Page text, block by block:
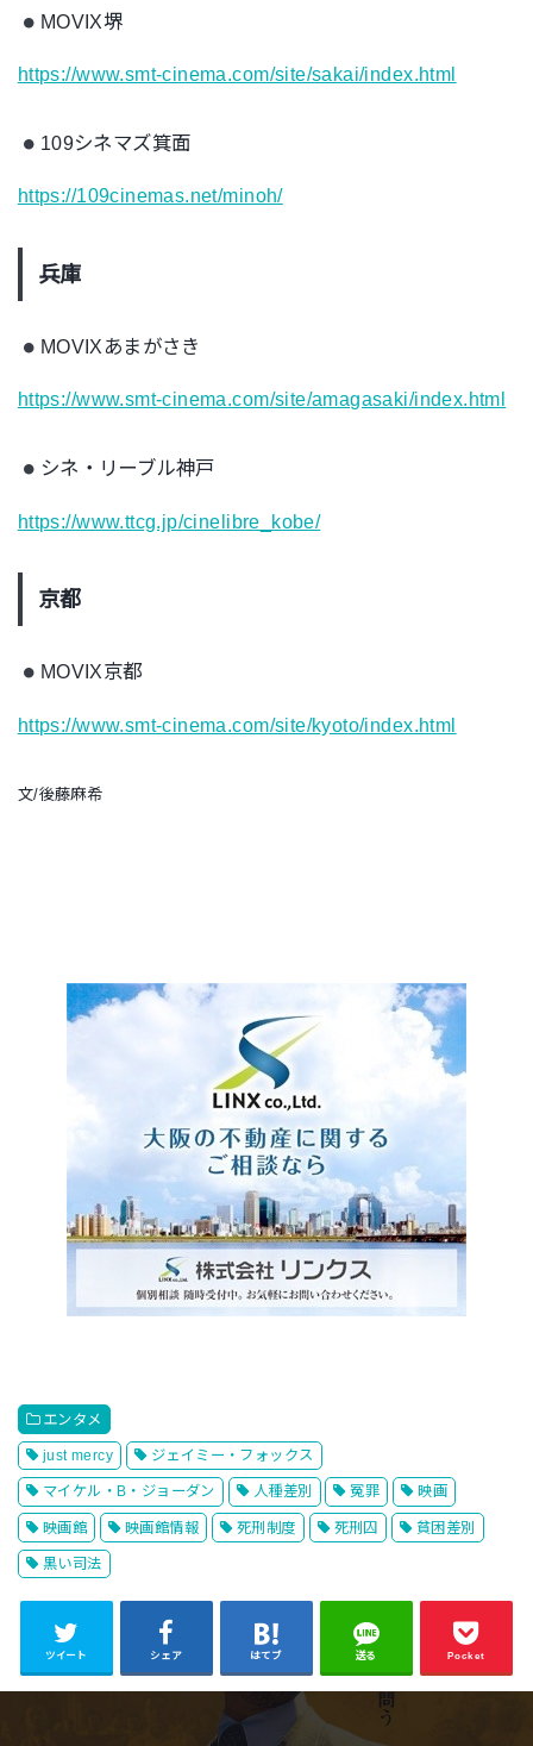
MOVIX堺
https://www.smt-cinema.com/site/sakai/index.html
109シネマズ箕面
https://109cinemas.net/minoh/
兵庫
MOVIXあまがさき
https://www.smt-cinema.com/site/amagasaki/index.html
シネ・リーブル神戸
https://www.ttcg.jp/cinelibre_kobe/
京都
MOVIX京都
https://www.smt-cinema.com/site/kyoto/index.html
文/後藤麻希
エンタメ
just mercy ジェイミー・フォックス
マイケル・B・ジョーダン 人種差別 冤罪 映画
映画館 映画館情報 死刑制度 死刑囚 貧困差別
黒い司法
ツイート シェア はてブ 送る Pocket